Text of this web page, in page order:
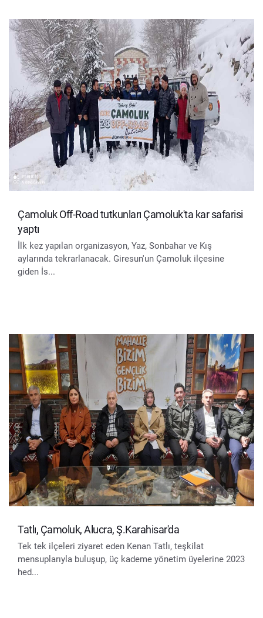
Çamoluk Off-Road tutkunları Çamoluk'ta kar safarisi
yaptı
İlk kez yapılan organizasyon, Yaz, Sonbahar ve Kış
aylarında tekrarlanacak. Giresun'un Çamoluk ilçesine
giden İs...
Tatlı, Çamoluk, Alucra, Ş.Karahisar'da
Tek tek ilçeleri ziyaret eden Kenan Tatlı, teşkilat
mensuplarıyla buluşup, üç kademe yönetim üyelerine 2023
hed...